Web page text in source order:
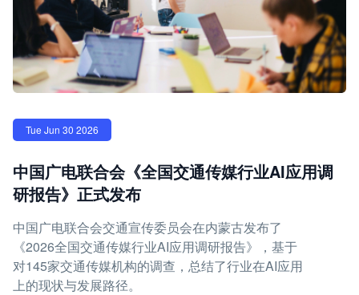
Tue Jun 30 2026
中国广电联合会《全国交通传媒行业AI应用调
研报告》正式发布
中国广电联合会交通宣传委员会在内蒙古发布了
《2026全国交通传媒行业AI应用调研报告》，基于
对145家交通传媒机构的调查，总结了行业在AI应用
上的现状与发展路径。